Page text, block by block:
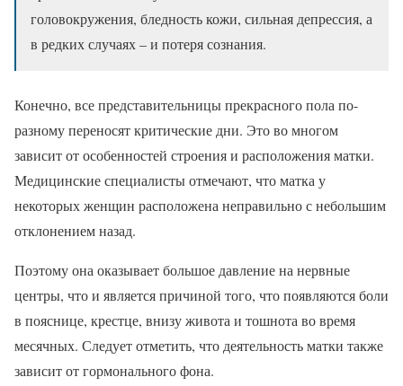
головокружения, бледность кожи, сильная депрессия, а
в редких случаях – и потеря сознания.
Конечно, все представительницы прекрасного пола по-
разному переносят критические дни. Это во многом
зависит от особенностей строения и расположения матки.
Медицинские специалисты отмечают, что матка у
некоторых женщин расположена неправильно с небольшим
отклонением назад.
Поэтому она оказывает большое давление на нервные
центры, что и является причиной того, что появляются боли
в пояснице, крестце, внизу живота и тошнота во время
месячных. Следует отметить, что деятельность матки также
зависит от гормонального фона.